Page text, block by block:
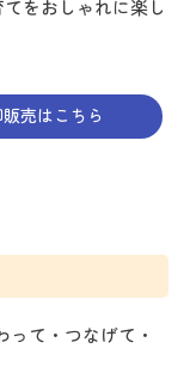
をおしゃれに楽し
販売はこちら
って・つなげて・